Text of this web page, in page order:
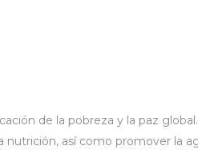
de la pobreza y la paz
así como promover la